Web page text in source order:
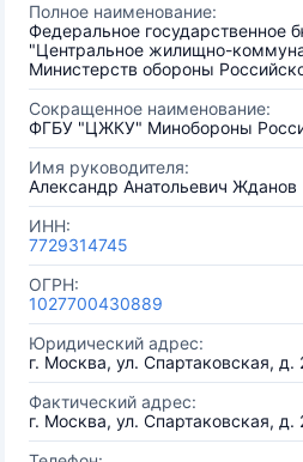
Полное наименование:
Федеральное государственное
"Центральное жилищно-
Министерств обороны
Сокращенное наименование:
ФГБУ "ЦЖКУ" Минобороны
Имя руководителя:
Александр Анатольевич Жданов
ИНН:
7729314745
ОГРН:
1027700430889
Юридический адрес:
г. Москва, ул. Спартаковская, д.
Фактический адрес:
г. Москва, ул. Спартаковская, д.